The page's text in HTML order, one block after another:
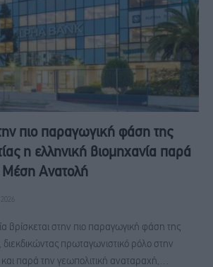
πιο παραγωγική φάση της
η ελληνική βιομηχανία παρά
Μέση Ανατολή
βρίσκεται στην πιο παραγωγική φάση της
διεκδικώντας πρωταγωνιστικό ρόλο στην
παρά την γεωπολιτική αναταραχή,…